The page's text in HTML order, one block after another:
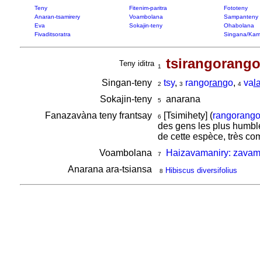
Teny Fitenim-paritra Fototeny
Anaran-tsamirery
Voambolana Sampanteny
Eva
Sokajin-teny Ohabolana
Fivaditsoratra
Singana/
Teny iditra 1
Singan-teny 2 tsy, 3 rangorango, 4 va la
Sokajin-teny
5anarana
Fanazavàna teny frantsay
6 [Tsimihety] (rangorango
des gens les plus
de cette espèce, très
Voambolana 7
Haizavamaniry:
Anarana ara-tsiansa
8 Hibiscus diversifolius